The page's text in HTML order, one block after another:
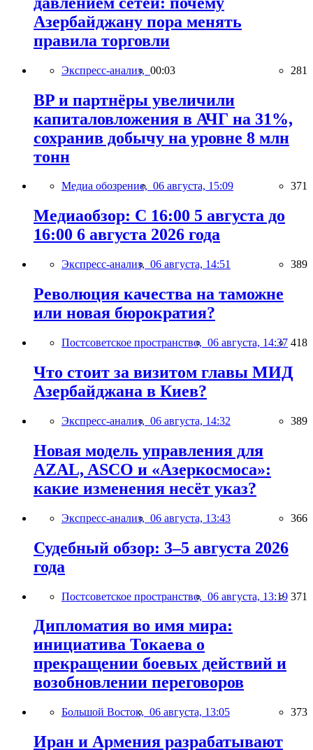
Азербайджану пора менять
правила торговли
Экспресс-анализ, 00:03 281
BP и партнёры увеличили
капиталовложения в АЧГ на 31%,
сохранив добычу на уровне 8 млн
тонн
Медиа обозрение, 06 августа, 15:09 371
Медиаобзор: С 16:00 5 августа до
16:00 6 августа 2026 года
Экспресс-анализ, 06 августа, 14:51 389
Революция качества на таможне
или новая бюрократия?
Постсоветское пространство, 06 августа, 14:37 418
Что стоит за визитом главы МИД
Азербайджана в Киев?
Экспресс-анализ, 06 августа, 14:32 389
Новая модель управления для
AZAL, ASCO и «Азеркосмоса»:
какие изменения несёт указ?
Экспресс-анализ, 06 августа, 13:43 366
Судебный обзор: 3–5 августа 2026
года
Постсоветское пространство, 06 августа, 13:19 371
Дипломатия во имя мира:
инициатива Токаева о
прекращении боевых действий и
возобновлении переговоров
Большой Восток, 06 августа, 13:05 373
Иран и Армения разрабатывают